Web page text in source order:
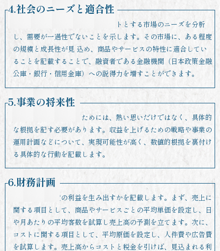
4.社会のニーズと適合性
商品やサービスの特性とターゲットとする市場のニーズを分析
し、需要が一過性でないことを示します。その市場に、ある程度
の規模と成長性が見 込め、商品やサービスの特性に適合してい
ることを記載することで、融資者である金融機関（日本政策金融
公庫・銀行・信用金庫）への説得力を増すことができます。
5.事業の将来性
事業の将来性を伝えるためには、熱い思いだけではなく、具体的
な根拠を記す必要があります。収益を上げるための戦略や事業の
運用計画などについて、実現可能性が高く、数値的根拠を裏付け
る具体的な行動を記載します。
6.財務計画
事業がどの程度の利益を生み出すかを記載します。まず、売上に
関する項目として、商品やサービスごとの平均単価を設定し、日
や月あたりの平均客数を試算し売上高の予測を立てます。次に、
コストに関する項目として、平均原価を設定し、人件費や広告費
を試算します。売上高からコストと税金を引けば、見込まれる利